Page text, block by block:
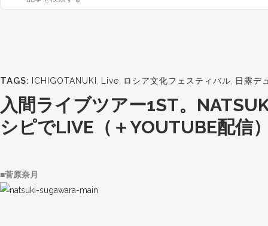
TAGS: ICHIGOTANUKI Live ロシア文化フェスティバル 日露デ
入間ライブツアー1ST。
シピでLIVE（＋YOUTUBE配信
■菅原奈月